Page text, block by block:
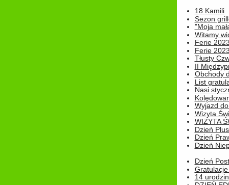
18 Kamili
Sezon
"Moja
Witamy
Ferie
Ferie
Tłusty
II
Obchody
List
Nasi
Wyjazd
Wizyta
WIZYTA
Dzień
Dzień
Dzień
Dzień
14